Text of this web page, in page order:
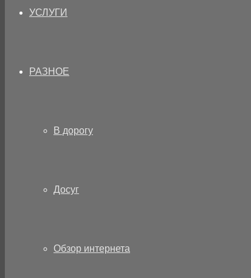
УСЛУГИ
РАЗНОЕ
В дорогу
Досуг
Обзор интернета